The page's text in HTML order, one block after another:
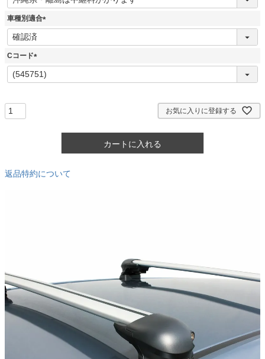
必
車種別適合
(
Cコード
(
必
お気に入りに登録する
カートに入れる
返品特約について